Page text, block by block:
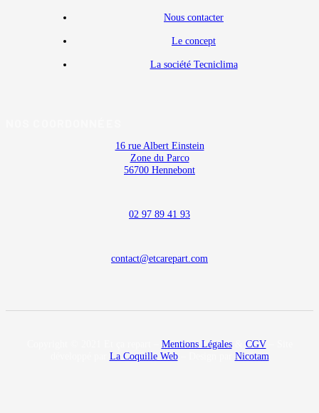
Nous contacter
Le concept
La société Tecniclima
16 rue Albert Einstein
Zone du Parco
56700 Hennebont
02 97 89 41 93
contact@etcarepart.com
Mentions Légales& CGV– Site
La Coquille Web– Design par Nicotam